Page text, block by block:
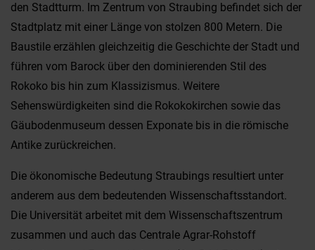
den Stadtturm. Im Zentrum von Straubing befindet sich der
Stadtplatz mit einer Länge von stolzen 800 Metern. Die
Baustile erzählen gleichzeitig die Geschichte der Stadt und
führen vom Barock über den dominierenden Stil des
Rokoko bis hin zum Klassizismus. Weitere
Sehenswürdigkeiten sind die Rokokokirchen sowie das
Gäubodenmuseum dessen Exponate bis in die römische
Antike zurückreichen.
Die ökonomische Bedeutung Straubings resultiert unter
anderem aus dem bedeutenden Wissenschaftsstandort.
Die Universität arbeitet mit dem Wissenschaftszentrum
zusammen und auch das Centrale Agrar-Rohstoff